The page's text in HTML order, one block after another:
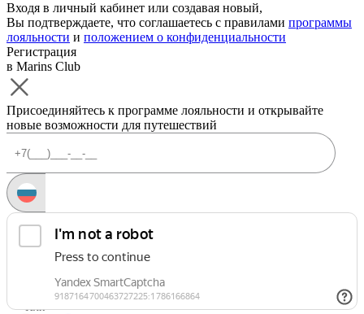
Входя в личный кабинет или создавая новый,
Вы подтверждаете, что соглашаетесь с правилами программы
лояльности и положением о конфиденциальности
Регистрация
в Marins Club
Присоединяйтесь к программе лояльности и открывайте
новые возможности для путешествий
Запросить код
Уже есть аккаунт?Войти
Или